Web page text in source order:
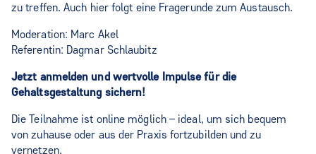
zu treffen. Auch hier folgt eine Fragerunde zum Austausch.
Moderation: Marc Akel
Referentin: Dagmar Schlaubitz
Jetzt anmelden und wertvolle Impulse für die
Gehaltsgestaltung sichern!
Die Teilnahme ist online möglich – ideal, um sich bequem
von zuhause oder aus der Praxis fortzubilden und zu
vernetzen.